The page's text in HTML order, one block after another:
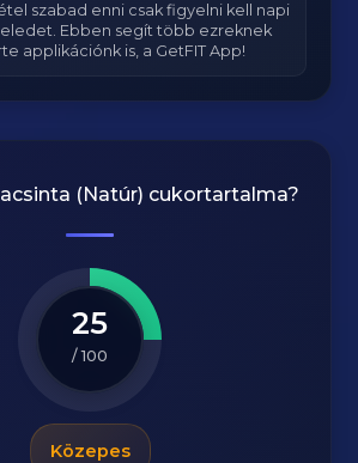
szabad enni csak figyelni kell napi
Ebben segít több ezreknek
applikációnk is, a GetFIT App!
(Natúr) cukortartalma?
25
/ 100
Közepes